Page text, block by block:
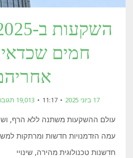
חמים
17 ביוני 2025 11:17 19,013 תגובות
עמה הזדמנויות חדשות ומרתקות
חדשנות טכנולוגית מהירה, שינויי